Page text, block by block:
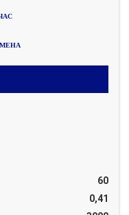
60
0,41